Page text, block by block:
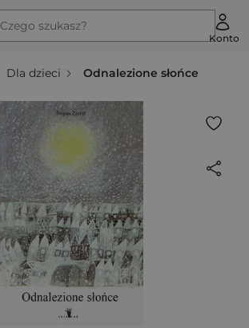
Czego szukasz?
Konto
Dla dzieci Odnalezione słońce